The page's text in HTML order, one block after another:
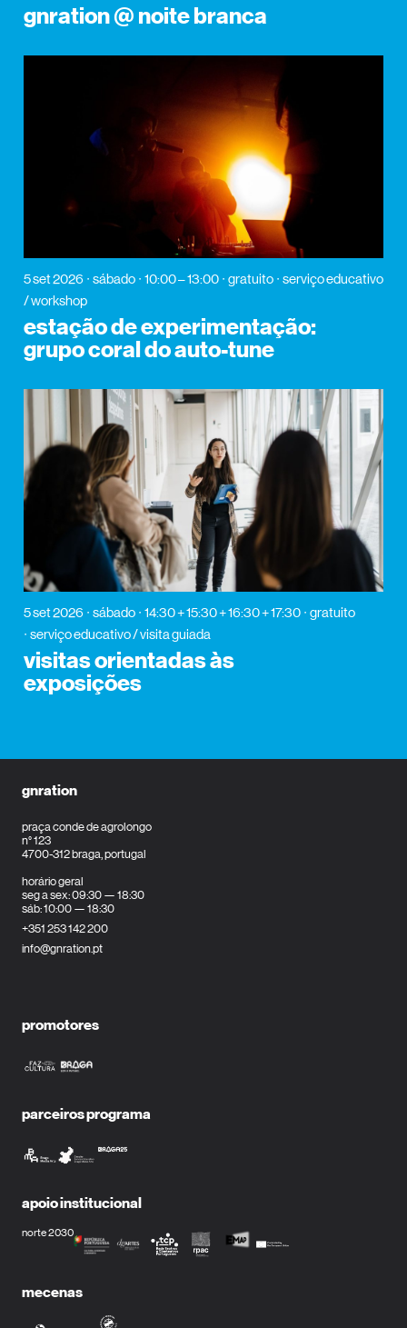
gnration @ noite branca
5 set 2026 sábado 10:00 – 13:00 gratuito
serviço educativo
/ workshop
estação de experimentação:
grupo coral do auto-tune
5 set 2026 sábado 14:30 + 15:30 + 16:30 + 17:30
gratuito
serviço educativo / visita guiada
visitas orientadas às
exposições
gnration
praça conde de agrolongo
n° 123
4700-312 braga, portugal
horário geral
seg a sex: 09:30 — 18:30
sáb: 10:00 — 18:30
+351 253 142 200
info@gnration.pt
promotores
parceiros programa
apoio institucional
norte 2030
mecenas